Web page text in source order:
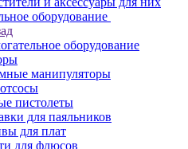
оборудование
оборудование
манипуляторы
пистолеты
для паяльников
для плат
для флюсов